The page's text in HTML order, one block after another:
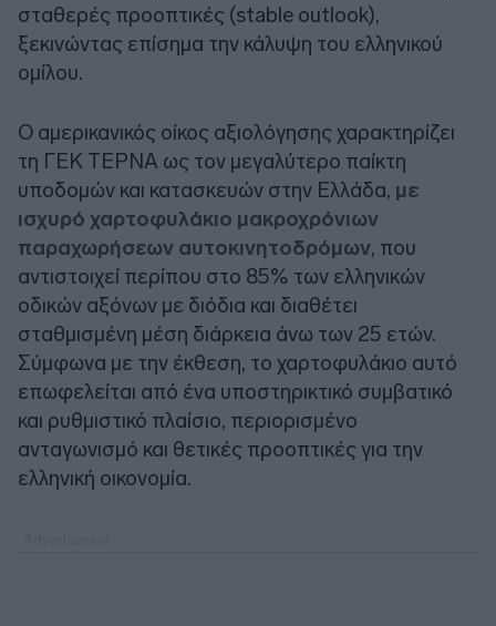
σταθερές προοπτικές (stable outlook),
ξεκινώντας επίσημα την κάλυψη του ελληνικού
ομίλου.
Ο αμερικανικός οίκος αξιολόγησης χαρακτηρίζει
τη ΓΕΚ ΤΕΡΝΑ ως τον μεγαλύτερο παίκτη
υποδομών και κατασκευών στην Ελλάδα, με
ισχυρό χαρτοφυλάκιο μακροχρόνιων
παραχωρήσεων αυτοκινητοδρόμων, που
αντιστοιχεί περίπου στο 85% των ελληνικών
οδικών αξόνων με διόδια και διαθέτει
σταθμισμένη μέση διάρκεια άνω των 25 ετών.
Σύμφωνα με την έκθεση, το χαρτοφυλάκιο αυτό
επωφελείται από ένα υποστηρικτικό συμβατικό
και ρυθμιστικό πλαίσιο, περιορισμένο
ανταγωνισμό και θετικές προοπτικές για την
ελληνική οικονομία.